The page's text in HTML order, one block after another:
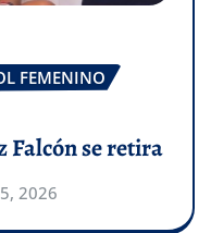
FEMENINO
Falcón se retira
2026